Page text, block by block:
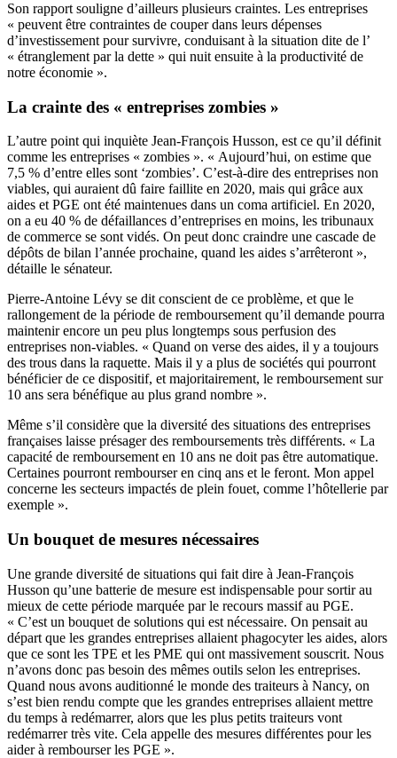
Son rapport souligne d’ailleurs plusieurs craintes. Les entreprises
« peuvent être contraintes de couper dans leurs dépenses
d’investissement pour survivre, conduisant à la situation dite de l’
« étranglement par la dette » qui nuit ensuite à la productivité de
notre économie ».
La crainte des « entreprises zombies »
L’autre point qui inquiète Jean-François Husson, est ce qu’il définit
comme les entreprises « zombies ». « Aujourd’hui, on estime que
7,5 % d’entre elles sont ‘zombies’. C’est-à-dire des entreprises non
viables, qui auraient dû faire faillite en 2020, mais qui grâce aux
aides et PGE ont été maintenues dans un coma artificiel. En 2020,
on a eu 40 % de défaillances d’entreprises en moins, les tribunaux
de commerce se sont vidés. On peut donc craindre une cascade de
dépôts de bilan l’année prochaine, quand les aides s’arrêteront »,
détaille le sénateur.
Pierre-Antoine Lévy se dit conscient de ce problème, et que le
rallongement de la période de remboursement qu’il demande pourra
maintenir encore un peu plus longtemps sous perfusion des
entreprises non-viables. « Quand on verse des aides, il y a toujours
des trous dans la raquette. Mais il y a plus de sociétés qui pourront
bénéficier de ce dispositif, et majoritairement, le remboursement sur
10 ans sera bénéfique au plus grand nombre ».
Même s’il considère que la diversité des situations des entreprises
françaises laisse présager des remboursements très différents. « La
capacité de remboursement en 10 ans ne doit pas être automatique.
Certaines pourront rembourser en cinq ans et le feront. Mon appel
concerne les secteurs impactés de plein fouet, comme l’hôtellerie par
exemple ».
Un bouquet de mesures nécessaires
Une grande diversité de situations qui fait dire à Jean-François
Husson qu’une batterie de mesure est indispensable pour sortir au
mieux de cette période marquée par le recours massif au PGE.
« C’est un bouquet de solutions qui est nécessaire. On pensait au
départ que les grandes entreprises allaient phagocyter les aides, alors
que ce sont les TPE et les PME qui ont massivement souscrit. Nous
n’avons donc pas besoin des mêmes outils selon les entreprises.
Quand nous avons auditionné le monde des traiteurs à Nancy, on
s’est bien rendu compte que les grandes entreprises allaient mettre
du temps à redémarrer, alors que les plus petits traiteurs vont
redémarrer très vite. Cela appelle des mesures différentes pour les
aider à rembourser les PGE ».